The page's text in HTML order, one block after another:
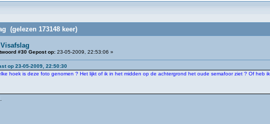
(gelezen 173148 keer)
Visafslag
#30 Gepost op:23-05-2009, 22:53:06 »
op 23-05-2009, 22:50:30
hoek is deze foto genomen ? Het lijkt of ik in het midden op de achtergrond het oude semafoor ziet ? Of heb